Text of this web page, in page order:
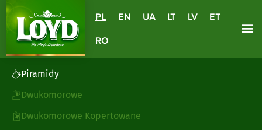
PL EN UA LT LV ET
RO
Piramidy
Dwukomorowe
Dwukomorowe Kopertowane